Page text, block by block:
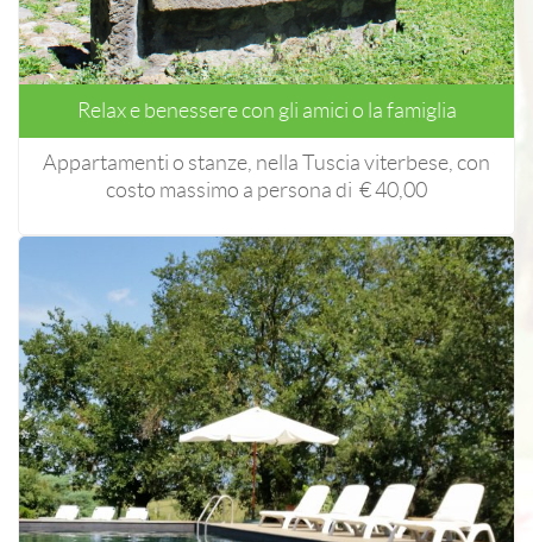
Relax e benessere con gli amici o la famiglia
Appartamenti o stanze, nella Tuscia viterbese, con
costo massimo a persona di € 40,00